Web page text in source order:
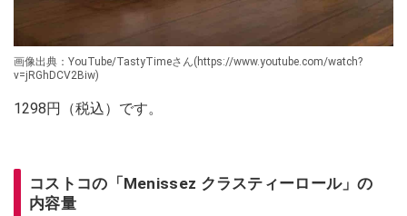
画像出典：YouTube/TastyTimeさん(https://www.youtube.com/watch?
v=jRGhDCV2Biw)
1298円（税込）です。
コストコの「Menissez クラスティーロール」の
内容量